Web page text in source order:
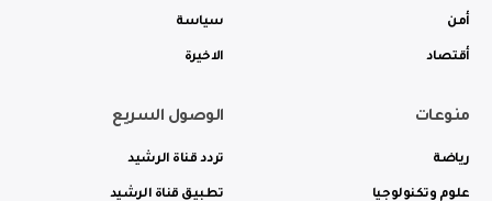
أمن
أقتصاد
سياسة
الاخيرة
منوعات
رياضة
علوم وتكنولوجيا
الوصول السريع
تردد قناة الرشيد
تطبيق قناة الرشيد